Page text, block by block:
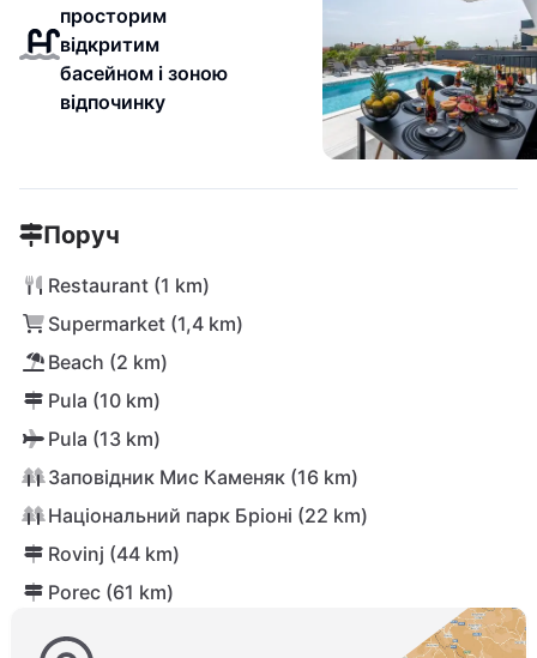
просторим
відкритим
басейном і зоною
відпочинку
Поруч
Restaurant (1 km)
Supermarket (1,4 km)
Beach (2 km)
Pula (10 km)
Pula (13 km)
Заповідник Мис Каменяк (16 km)
Національний парк Бріоні (22 km)
Rovinj (44 km)
Porec (61 km)